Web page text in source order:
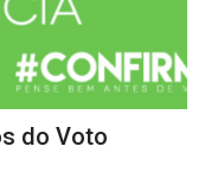
do Voto